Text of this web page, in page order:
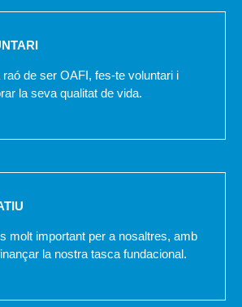
raó de ser OAFI, fes-te voluntari i
la seva qualitat de vida.
molt important per a nosaltres, amb
la nostra tasca fundacional.